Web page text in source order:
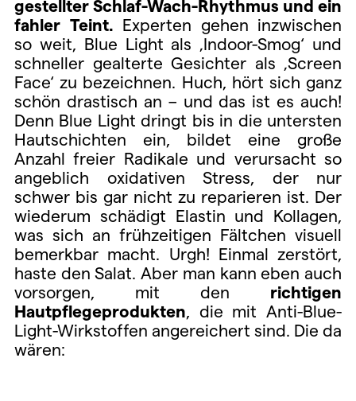
gestellter Schlaf-Wach-Rhythmus und ein
fahler Teint. Experten gehen inzwischen
so weit, Blue Light als ‚Indoor-Smog‘ und
schneller gealterte Gesichter als ‚Screen
Face‘ zu bezeichnen. Huch, hört sich ganz
schön drastisch an – und das ist es auch!
Denn Blue Light dringt bis in die untersten
Hautschichten ein, bildet eine große
Anzahl freier Radikale und verursacht so
angeblich oxidativen Stress, der nur
schwer bis gar nicht zu reparieren ist. Der
wiederum schädigt Elastin und Kollagen,
was sich an frühzeitigen Fältchen visuell
bemerkbar macht. Urgh! Einmal zerstört,
haste den Salat. Aber man kann eben auch
vorsorgen, mit den richtigen
Hautpflegeprodukten , die mit Anti-Blue-
Light-Wirkstoffen angereichert sind. Die da
wären: